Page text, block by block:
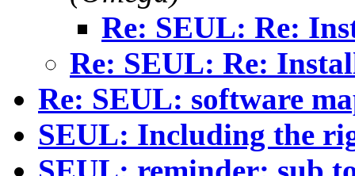
Re: SEUL: Re:
Re: SEUL: Re:
Re: SEUL: software
SEUL: Including the